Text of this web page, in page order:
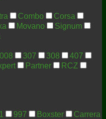
Combo
Corsa
Movano
Signum
307 308
407
Partner
RCZ
997 Boxster
Carrera